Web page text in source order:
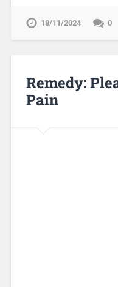
18/11/2024 0
Remedy:
Pain